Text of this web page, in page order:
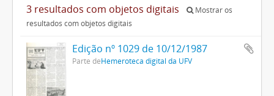
3 resultados com objetos digitais
Mostrar os
resultados com objetos digitais
Edição nº 1029 de 10/12/1987
Parte deHemeroteca digital da UFV